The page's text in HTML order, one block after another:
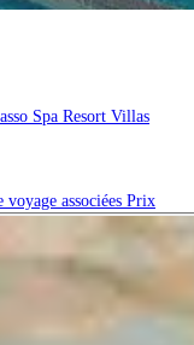
Spa Resort Villas
voyage associées Prix